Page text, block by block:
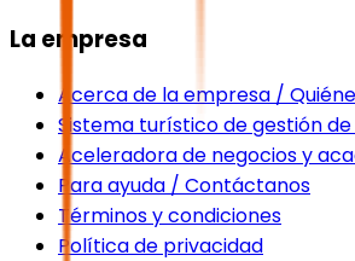
La empresa
Acerca de la empresa /
Sistema turístico de gestión
Aceleradora de negocios y
Para ayuda / Contáctanos
Términos y condiciones
Política de privacidad